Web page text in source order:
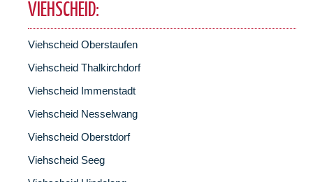
VIEHSCHEID:
Viehscheid Oberstaufen
Viehscheid Thalkirchdorf
Viehscheid Immenstadt
Viehscheid Nesselwang
Viehscheid Oberstdorf
Viehscheid Seeg